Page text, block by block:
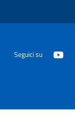
Seguici su